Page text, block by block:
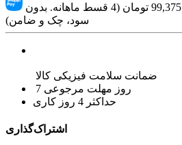
99,375
تومان (4 قسط ماهانه. بدون
سود، چک و ضامن)
ضمانت سلامت فیزیکی کالا
7 روز مهلت مرجوعی
حداکثر 4 روز کاری
اشتراک‌گذاری